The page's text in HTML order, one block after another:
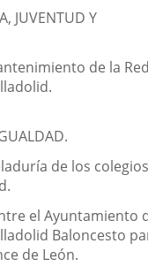
JUVENTUD Y
de la
de los colegios
el Ayuntamiento
Baloncesto
de León.